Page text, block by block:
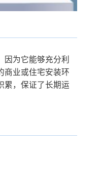
为它能够充分利
商业或住宅安装环
累，保证了长期运